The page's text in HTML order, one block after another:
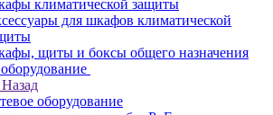
климатической защиты
для шкафов климатической
щиты и боксы общего назначения
Назад
оборудование